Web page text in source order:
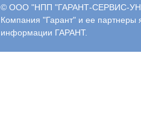
© ООО "НПП "ГАРАНТ-СЕРВИС-
Компания "Гарант" и ее партнеры
информации ГАРАНТ.